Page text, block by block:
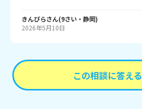
きんぴらさん(9さい・ 静岡)
2026年5月10日
この相談に答える